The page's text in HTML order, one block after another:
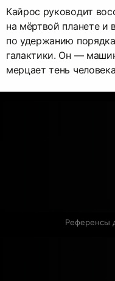
Кайрос руководит
на мёртвой планете
по удержанию
галактики. Он —
мерцает тень
Референсы